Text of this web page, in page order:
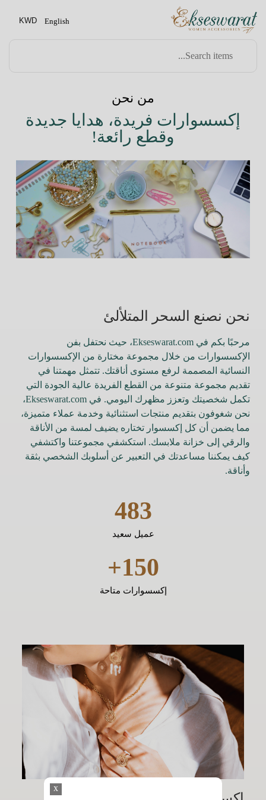
English
KWD
x
من نحن
إكسسوارات فريدة، هدايا جديدة
وقطع رائعة!
نحن نصنع السحر المتلألئ
مرحبًا بكم في Ekseswarat.com، حيث نحتفل بفن
الإكسسوارات من خلال مجموعة مختارة من الإكسسوارات
النسائية المصممة لرفع مستوى أناقتك. تتمثل مهمتنا في
تقديم مجموعة متنوعة من القطع الفريدة عالية الجودة التي
تكمل شخصيتك وتعزز مظهرك اليومي. في Ekseswarat.com،
نحن شغوفون بتقديم منتجات استثنائية وخدمة عملاء متميزة،
مما يضمن أن كل إكسسوار تختاره يضيف لمسة من الأناقة
والرقي إلى خزانة ملابسك. استكشفي مجموعتنا واكتشفي
كيف يمكننا مساعدتك في التعبير عن أسلوبك الشخصي بثقة
وأناقة.
483
عميل سعيد
150+
إكسسوارات متاحة